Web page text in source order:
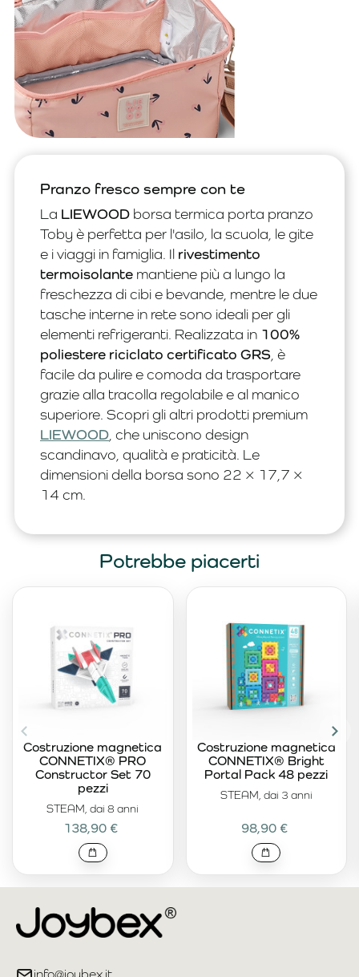
Pranzo fresco sempre con te
La LIEWOOD borsa termica porta pranzo
Toby è perfetta per l'asilo, la scuola, le gite
e i viaggi in famiglia. Il rivestimento
termoisolante mantiene più a lungo la
freschezza di cibi e bevande, mentre le due
tasche interne in rete sono ideali per gli
elementi refrigeranti. Realizzata in 100%
poliestere riciclato certificato GRS , è
facile da pulire e comoda da trasportare
grazie alla tracolla regolabile e al manico
superiore. Scopri gli altri prodotti premium
LIEWOOD , che uniscono design
scandinavo, qualità e praticità. Le
dimensioni della borsa sono 22 × 17,7 ×
14 cm.
Potrebbe piacerti
STEAM, dai 8 anni
Costruzione magnetica
CONNETIX® PRO
Constructor Set 70
pezzi
138,90 €
STEAM, dai 3 anni
Costruzione magnetica
CONNETIX® Bright
Portal Pack 48 pezzi
98,90 €